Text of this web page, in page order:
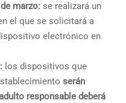
marzo: se realizará un
el que se solicitará a
electrónico en
los dispositivos que
serán
responsable deberá